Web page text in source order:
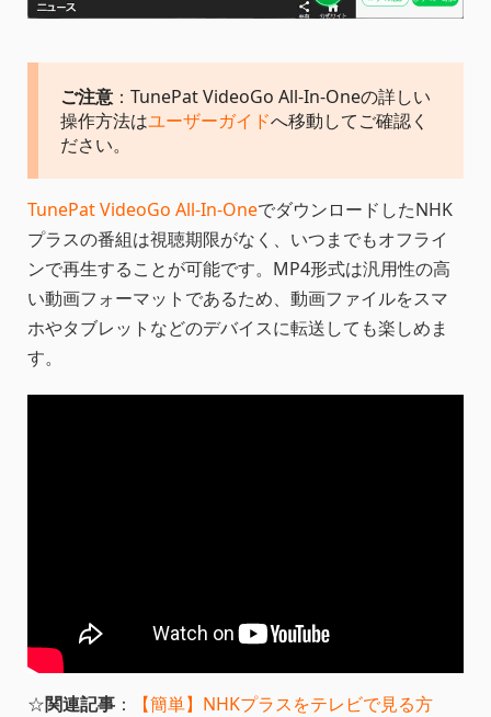
ご注意 ：TunePat VideoGo All-In-Oneの詳しい
操作方法はユーザーガイドへ移動してご確認く
ださい。
TunePat VideoGo All-In-OneでダウンロードしたNHK
プラスの番組は視聴期限がなく、いつまでもオフライ
ンで再生することが可能です。MP4形式は汎用性の高
い動画フォーマットであるため、動画ファイルをスマ
ホやタブレットなどのデバイスに転送しても楽しめま
す。
☆関連記事 ：
【簡単】NHKプラスをテレビで見る方